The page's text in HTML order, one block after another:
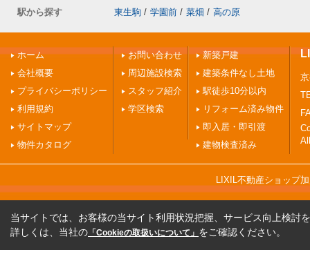
駅から探す
東生駒 / 学園前 / 菜畑 / 高の原
ホーム
会社概要
プライバシーポリシー
利用規約
サイトマップ
物件カタログ
お問い合わせ
周辺施設検索
スタッフ紹介
学区検索
新築戸建
建築条件なし土地
駅徒歩10分以内
リフォーム済み物件
即入居・即引渡
建物検査済み
LIXIL不動産ショップ
当サイトでは、お客様の当サイト利用状況把握、サービス向上検討
詳しくは、当社の 「Cookieの取扱いについて」 をご確認ください。